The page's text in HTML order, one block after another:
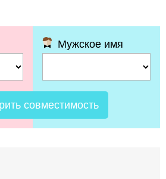
Мужское имя
совместимость